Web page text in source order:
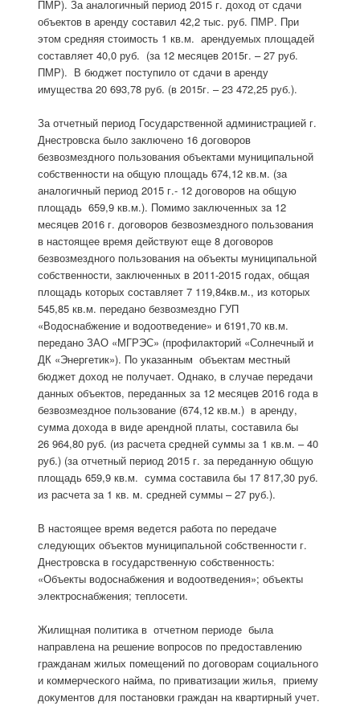
ПМР). За аналогичный период 2015 г. доход от сдачи
объектов в аренду составил 42,2 тыс. руб. ПМР. При
этом средняя стоимость 1 кв.м. арендуемых площадей
составляет 40,0 руб. (за 12 месяцев 2015г. – 27 руб.
ПМР). В бюджет поступило от сдачи в аренду
имущества 20 693,78 руб. (в 2015г. – 23 472,25 руб.).
За отчетный период Государственной администрацией г.
Днестровска было заключено 16 договоров
безвозмездного пользования объектами муниципальной
собственности на общую площадь 674,12 кв.м. (за
аналогичный период 2015 г.- 12 договоров на общую
площадь 659,9 кв.м.). Помимо заключенных за 12
месяцев 2016 г. договоров безвозмездного пользования
в настоящее время действуют еще 8 договоров
безвозмездного пользования на объекты муниципальной
собственности, заключенных в 2011-2015 годах, общая
площадь которых составляет 7 119,84кв.м., из которых
545,85 кв.м. передано безвозмездно ГУП
«Водоснабжение и водоотведение» и 6191,70 кв.м.
передано ЗАО «МГРЭС» (профилакторий «Солнечный и
ДК «Энергетик»). По указанным объектам местный
бюджет доход не получает. Однако, в случае передачи
данных объектов, переданных за 12 месяцев 2016 года в
безвозмездное пользование (674,12 кв.м.) в аренду,
сумма дохода в виде арендной платы, составила бы
26 964,80 руб. (из расчета средней суммы за 1 кв.м. – 40
руб.) (за отчетный период 2015 г. за переданную общую
площадь 659,9 кв.м. сумма составила бы 17 817,30 руб.
из расчета за 1 кв. м. средней суммы – 27 руб.).
В настоящее время ведется работа по передаче
следующих объектов муниципальной собственности г.
Днестровска в государственную собственность:
«Объекты водоснабжения и водоотведения»; объекты
электроснабжения; теплосети.
Жилищная политика в отчетном периоде была
направлена на решение вопросов по предоставлению
гражданам жилых помещений по договорам социального
и коммерческого найма, по приватизации жилья, приему
документов для постановки граждан на квартирный учет.